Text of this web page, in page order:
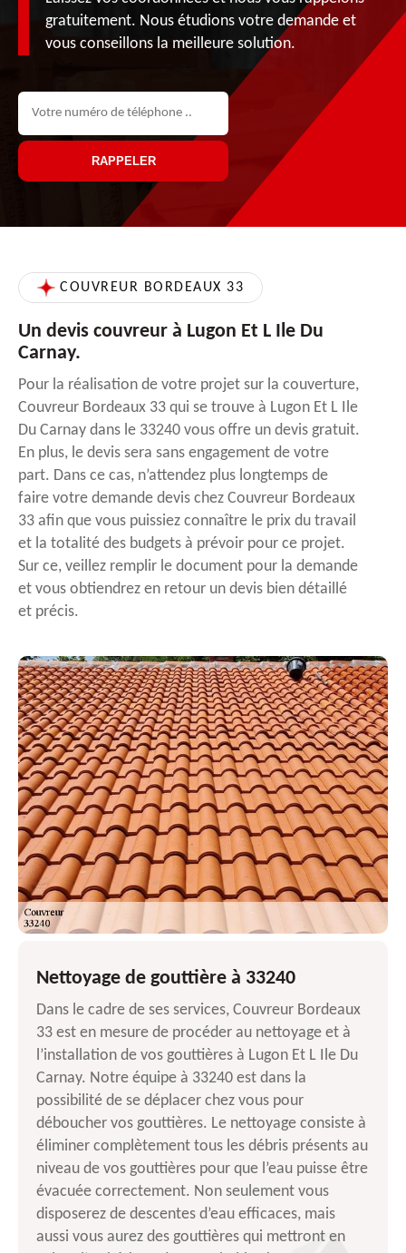
gratuitement. Nous étudions votre demande et
vous conseillons la meilleure solution.
COUVREUR BORDEAUX 33
Un devis couvreur à Lugon Et L Ile Du
Carnay.
Pour la réalisation de votre projet sur la couverture,
Couvreur Bordeaux 33 qui se trouve à Lugon Et L Ile
Du Carnay dans le 33240 vous offre un devis gratuit.
En plus, le devis sera sans engagement de votre
part. Dans ce cas, n’attendez plus longtemps de
faire votre demande devis chez Couvreur Bordeaux
33 afin que vous puissiez connaître le prix du travail
et la totalité des budgets à prévoir pour ce projet.
Sur ce, veillez remplir le document pour la demande
et vous obtiendrez en retour un devis bien détaillé
et précis.
Nettoyage de gouttière à 33240
Dans le cadre de ses services, Couvreur Bordeaux
33 est en mesure de procéder au nettoyage et à
l’installation de vos gouttières à Lugon Et L Ile Du
Carnay. Notre équipe à 33240 est dans la
possibilité de se déplacer chez vous pour
déboucher vos gouttières. Le nettoyage consiste à
éliminer complètement tous les débris présents au
niveau de vos gouttières pour que l’eau puisse être
évacuée correctement. Non seulement vous
disposerez de descentes d’eau efficaces, mais
aussi vous aurez des gouttières qui mettront en